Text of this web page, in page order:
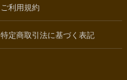
ご利用規約
特定商取引法に基づく表記